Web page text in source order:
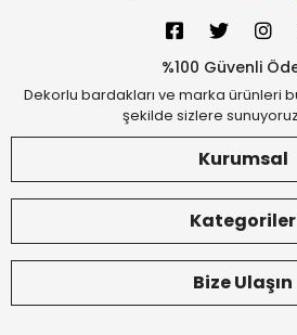
%100 Güvenli
Dekorlu bardakları ve marka ürünleri
şekilde sizlere
Kurumsal
Kategoriler
Bize Ulaşın